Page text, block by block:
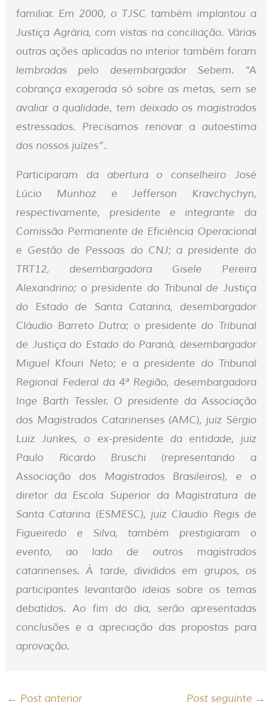
familiar. Em 2000, o TJSC também implantou a
Justiça Agrária, com vistas na conciliação. Várias
outras ações aplicadas no interior também foram
lembradas pelo desembargador Sebem. “A
cobrança exagerada só sobre as metas, sem se
avaliar a qualidade, tem deixado os magistrados
estressados. Precisamos renovar a autoestima
dos nossos juízes”.
Participaram da abertura o conselheiro José
Lúcio Munhoz e Jefferson Kravchychyn,
respectivamente, presidente e integrante da
Comissão Permanente de Eficiência Operacional
e Gestão de Pessoas do CNJ; a presidente do
TRT12, desembargadora Gisele Pereira
Alexandrino; o presidente do Tribunal de Justiça
do Estado de Santa Catarina, desembargador
Cláudio Barreto Dutra; o presidente do Tribunal
de Justiça do Estado do Paraná, desembargador
Miguel Kfouri Neto; e a presidente do Tribunal
Regional Federal da 4ª Região, desembargadora
Inge Barth Tessler. O presidente da Associação
dos Magistrados Catarinenses (AMC), juiz Sérgio
Luiz Junkes, o ex-presidente da entidade, juiz
Paulo Ricardo Bruschi (representando a
Associação dos Magistrados Brasileiros), e o
diretor da Escola Superior da Magistratura de
Santa Catarina (ESMESC), juiz Claudio Regis de
Figueiredo e Silva, também prestigiaram o
evento, ao lado de outros magistrados
catarinenses. À tarde, divididos em grupos, os
participantes levantarão ideias sobre os temas
debatidos. Ao fim do dia, serão apresentadas
conclusões e a apreciação das propostas para
aprovação.
← Post anterior Post seguinte →